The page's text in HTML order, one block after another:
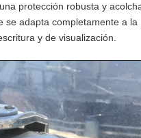
protección robusta y
adapta completamente a
y de visualización.